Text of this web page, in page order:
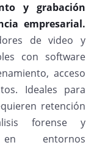
y grabación
empresarial.
de video y
con software
acceso
Ideales para
retención
forense y
entornos